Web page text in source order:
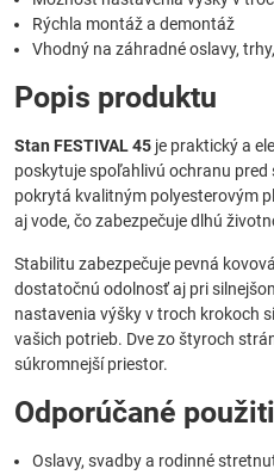
Rýchla montáž a demontáž
Vhodný na záhradné oslavy,
Popis produktu
Stan FESTIVAL 45 je praktický a
poskytuje spoľahlivú ochranu
pokrytá kvalitným polyesterovým
aj vode, čo zabezpečuje dlhú
Stabilitu zabezpečuje pevná
dostatočnú odolnosť aj pri
nastavenia výšky v troch krokoch
vašich potrieb. Dve zo štyroch
súkromnejší priestor.
Odporúčané
Oslavy, svadby a rodinné